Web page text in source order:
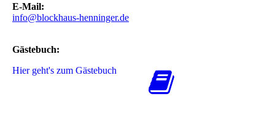
E-Mail:
info@blockhaus-henninger.de
Gästebuch:
Hier geht's zum Gästebuch